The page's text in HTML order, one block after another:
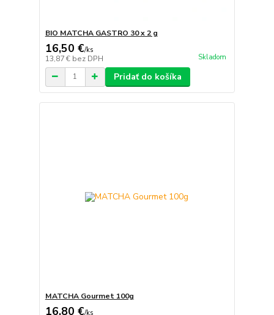
BIO MATCHA GASTRO 30 x 2 g
16,50 €/ks
13,87 € bez DPH Skladom
Pridať do košíka
MATCHA Gourmet 100g
16,80 €/ks